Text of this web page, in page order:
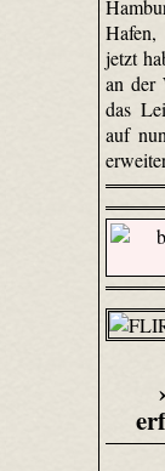
jetzt
an der
das
auf